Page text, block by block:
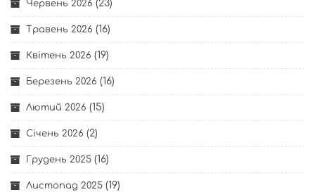
Червень 2026 (23)
Травень 2026 (16)
Квітень 2026 (19)
Березень 2026 (16)
Лютий 2026 (15)
Січень 2026 (2)
Грудень 2025 (16)
Листопад 2025 (19)